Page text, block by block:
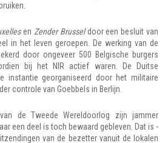
en Zender Brusseldoor een besluit van
in het leven geroepen. De werking van de
door ongeveer 500 Belgische burgers
bij het NIR actief waren. De Duitse
instantie georganiseerd door het militaire
controle van Goebbels in Berlijn.
de Tweede Wereldoorlog zijn jammer
een deel is toch bewaard gebleven. Dat is -
van de bezetter vanuit de lokalen